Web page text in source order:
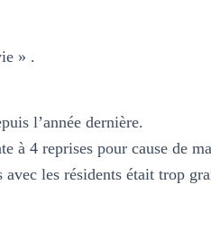
» .
l’année dernière.
à 4 reprises pour cause de
les résidents était trop